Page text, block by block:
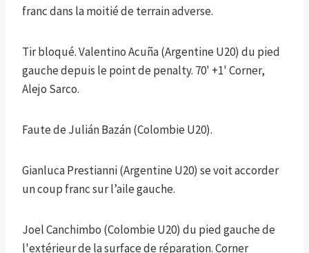
franc dans la moitié de terrain adverse.
Tir bloqué. Valentino Acuña (Argentine U20) du pied
gauche depuis le point de penalty. 70' +1' Corner,
Alejo Sarco.
Faute de Julián Bazán (Colombie U20).
Gianluca Prestianni (Argentine U20) se voit accorder
un coup franc sur l’aile gauche.
Joel Canchimbo (Colombie U20) du pied gauche de
l'extérieur de la surface de réparation. Corner